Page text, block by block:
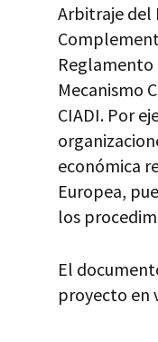
Arbitraje del
Mecanismo
CIADI. Por
económica
Europea,
los
El
proyecto en